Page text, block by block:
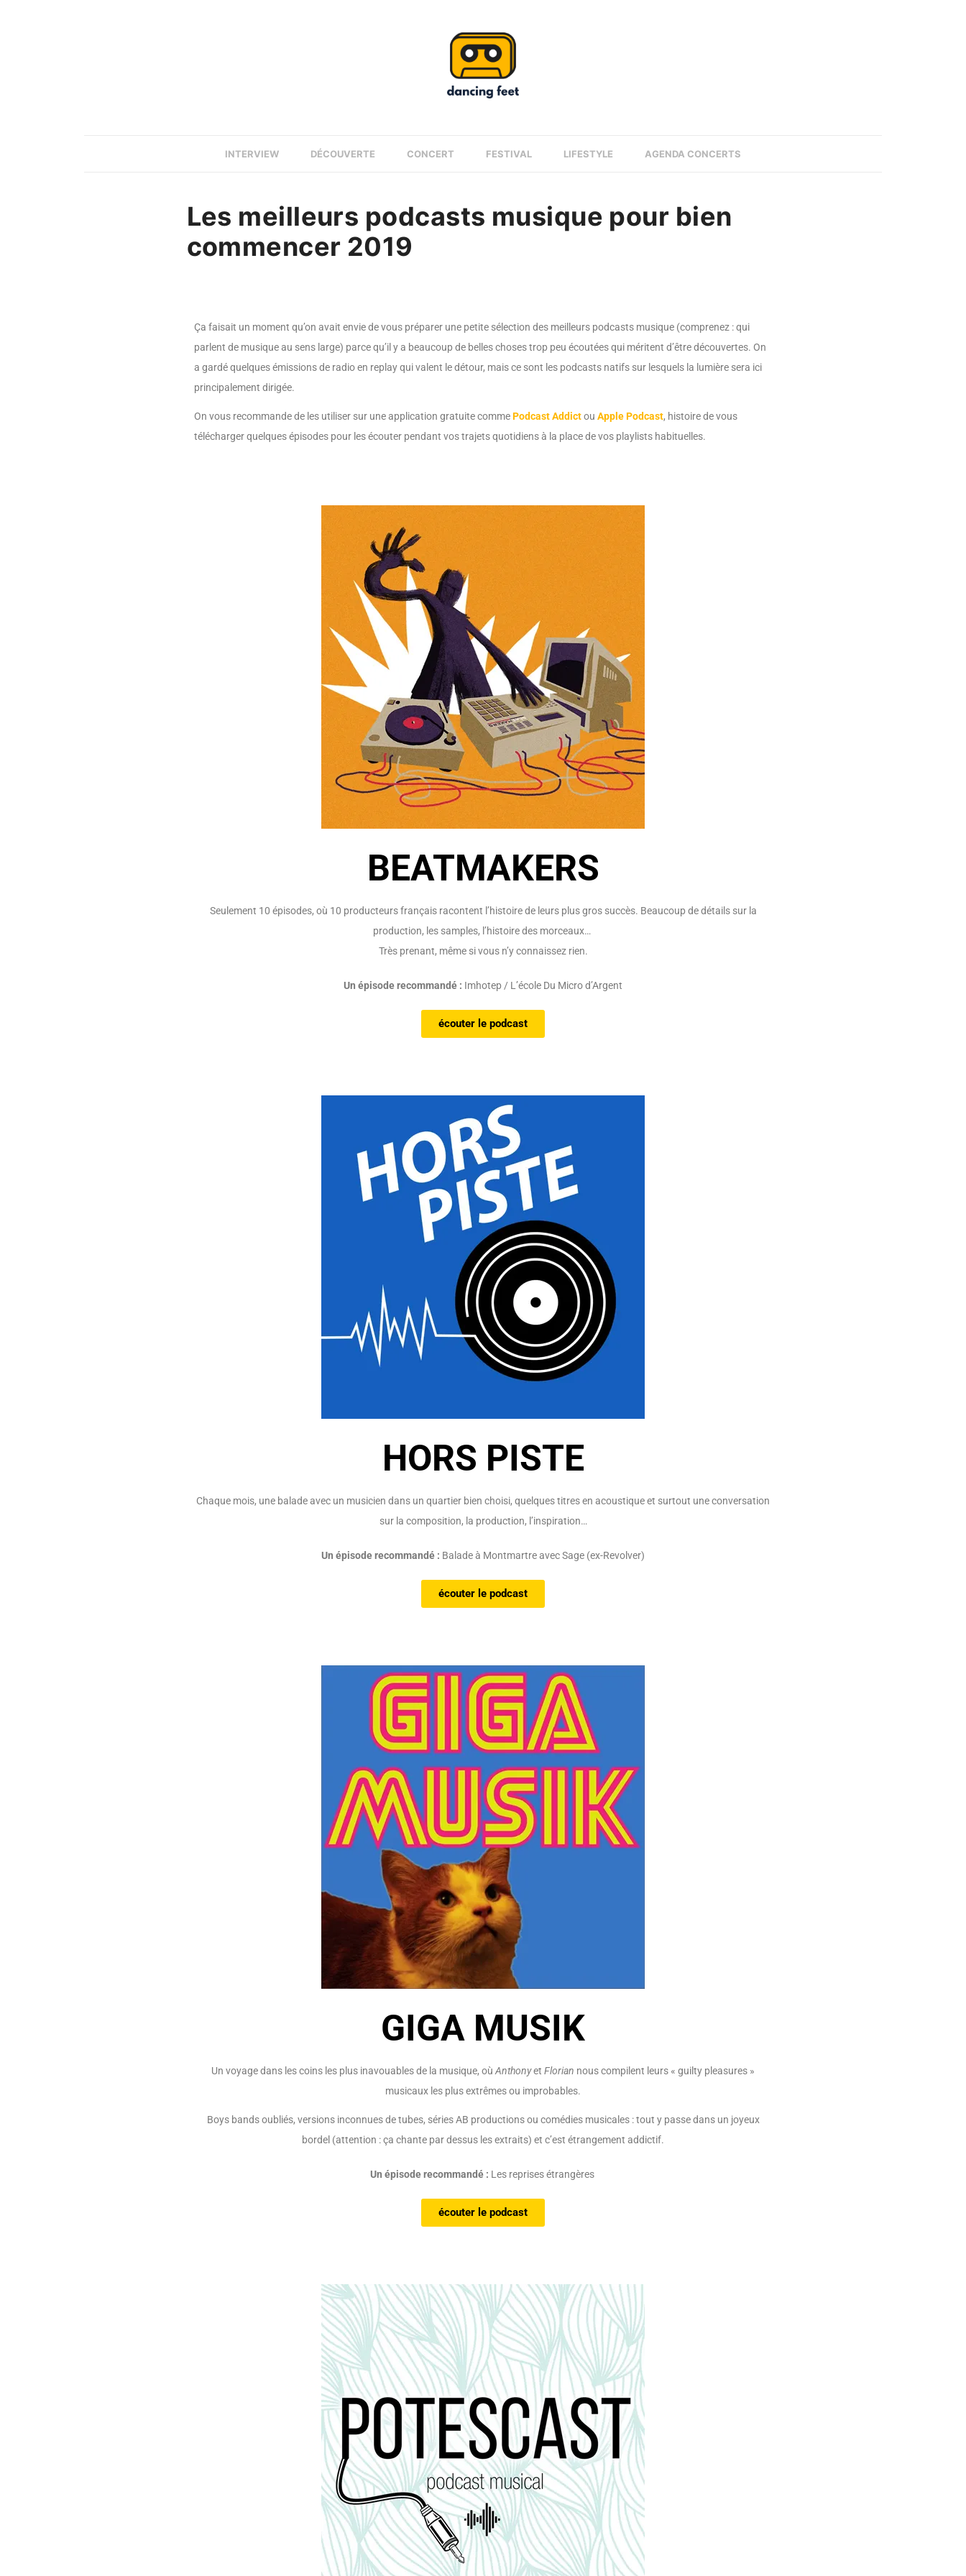
INTERVIEW DÉCOUVERTE CONCERT FESTIVAL LIFESTYLE AGENDA CONCERTS
Les meilleurs podcasts musique pour bien
commencer 2019
Ça faisait un moment qu’on avait envie de vous préparer une petite sélection des meilleurs podcasts musique (comprenez : qui
parlent de musique au sens large) parce qu’il y a beaucoup de belles choses trop peu écoutées qui méritent d’être découvertes. On
a gardé quelques émissions de radio en replay qui valent le détour, mais ce sont les podcasts natifs sur lesquels la lumière sera ici
principalement dirigée.
On vous recommande de les utiliser sur une application gratuite commePodcast Addictou Apple Podcast, histoire de vous
télécharger quelques épisodes pour les écouter pendant vos trajets quotidiens à la place de vos playlists habituelles.
BEATMAKERS
Seulement 10 épisodes, où 10 producteurs français racontent l’histoire de leurs plus gros succès. Beaucoup de détails sur la
production, les samples, l’histoire des morceaux…
Très prenant, même si vous n’y connaissez rien.
Un épisode recommandé : Imhotep / L’école Du Micro d’Argent
écouter le podcast
HORS PISTE
Chaque mois, une balade avec un musicien dans un quartier bien choisi, quelques titres en acoustique et surtout une conversation
sur la composition, la production, l’inspiration…
Un épisode recommandé : Balade à Montmartre avec Sage (ex-Revolver)
écouter le podcast
GIGA MUSIK
Un voyage dans les coins les plus inavouables de la musique, où Anthonyet Florian nous compilent leurs « guilty pleasures »
musicaux les plus extrêmes ou improbables.
Boys bands oubliés, versions inconnues de tubes, séries AB productions ou comédies musicales : tout y passe dans un joyeux
bordel (attention : ça chante par dessus les extraits) et c’est étrangement addictif.
Un épisode recommandé : Les reprises étrangères
écouter le podcast